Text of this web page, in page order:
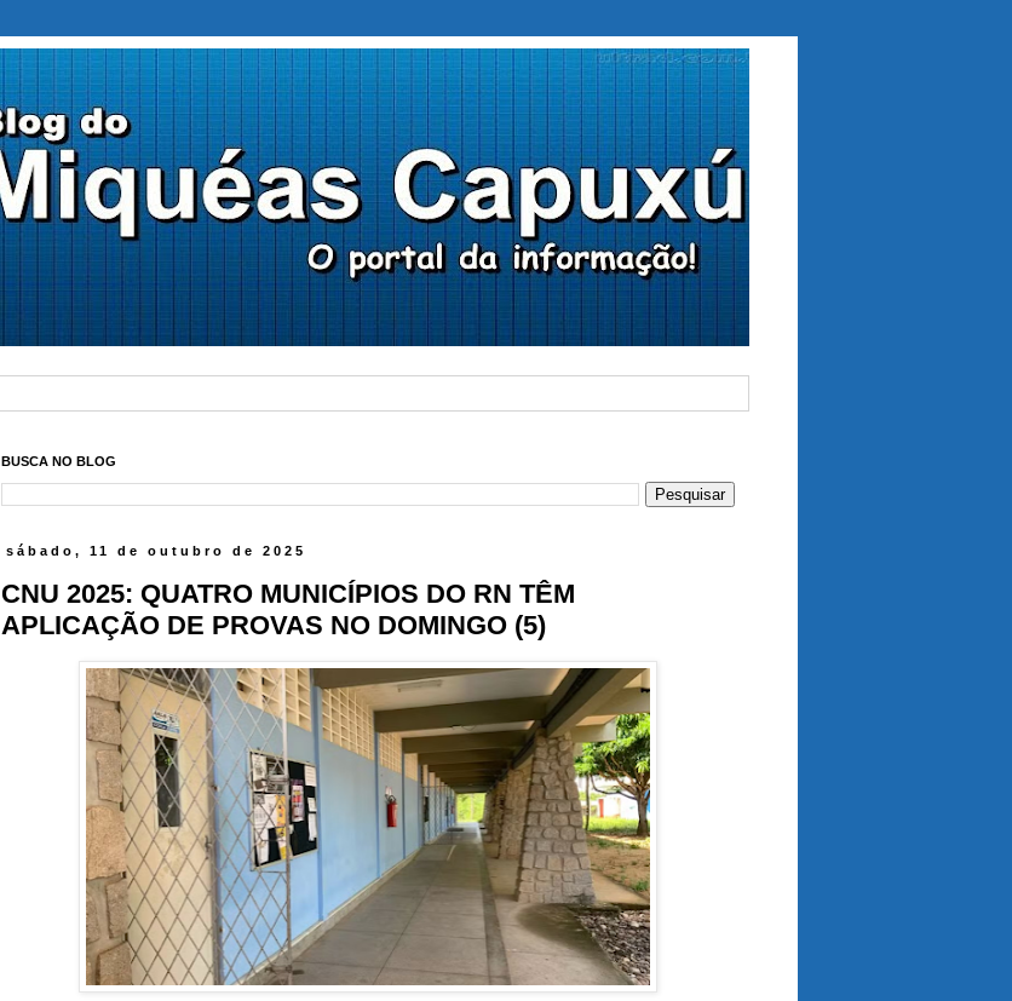
BUSCA NO BLOG
sábado, 11 de outubro de 2025
CNU 2025: QUATRO MUNICÍPIOS DO RN TÊM
APLICAÇÃO DE PROVAS NO DOMINGO (5)